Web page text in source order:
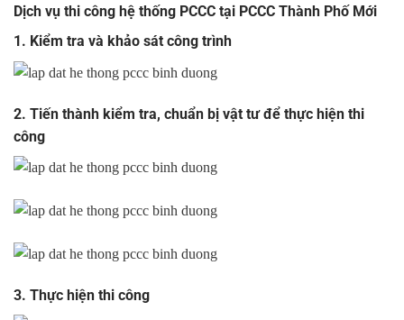
Dịch vụ thi công hệ thống PCCC tại PCCC Thành Phố Mới
1. Kiểm tra và khảo sát công trình
2. Tiến thành kiểm tra, chuẩn bị vật tư để thực hiện thi
công
3. Thực hiện thi công